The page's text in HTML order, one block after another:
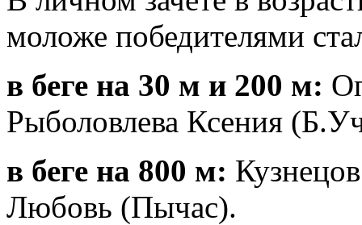
моложе победителями
в беге на 30 м и 200 м:
Рыболовлева Ксения
в беге на 800 м:
Любовь (Пычас).